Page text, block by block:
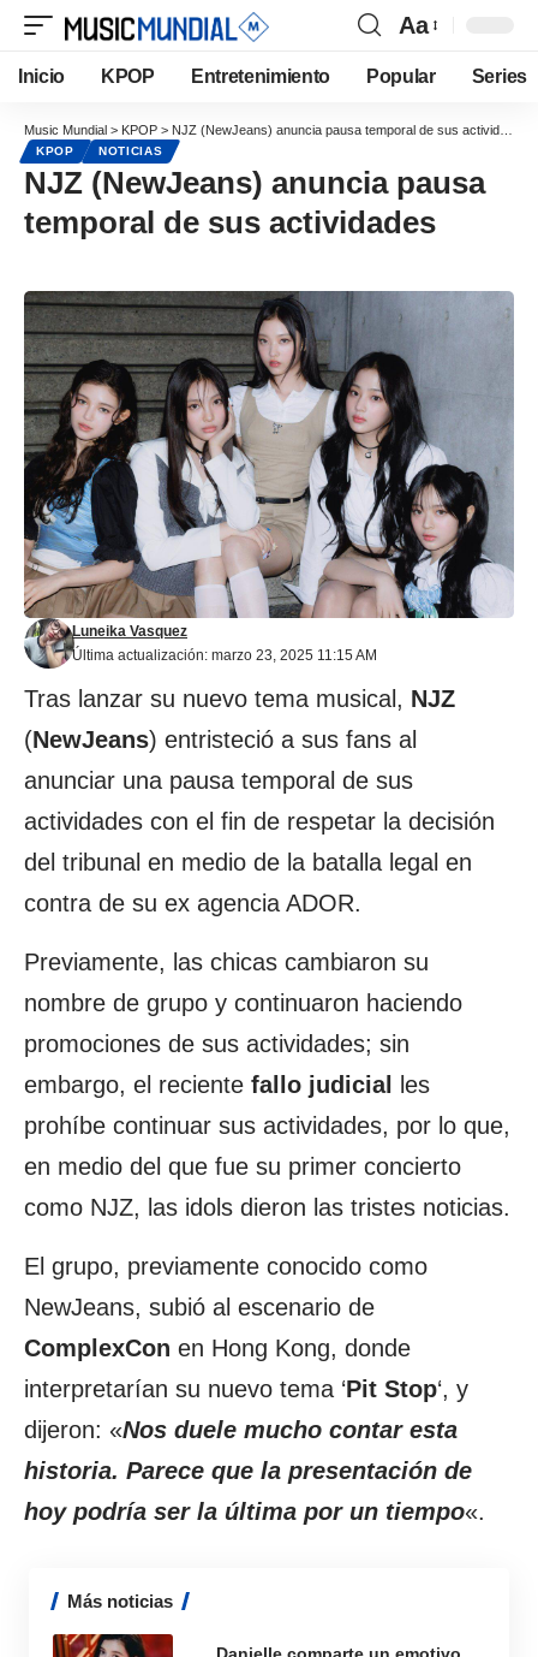
Aa
Inicio KPOP Entretenimiento Popular Series
Music Mundial > KPOP > NJZ (NewJeans) anuncia pausa temporal de sus actividades
KPOP NOTICIAS
NJZ (NewJeans) anuncia pausa
temporal de sus actividades
Última actualización: marzo 23, 2025 11:15 AM
Luneika Vasquez
Tras lanzar su nuevo tema musical, NJZ
(NewJeans) entristeció a sus fans al
anunciar una pausa temporal de sus
actividades con el fin de respetar la decisión
del tribunal en medio de la batalla legal en
contra de su ex agencia ADOR.
Previamente, las chicas cambiaron su
nombre de grupo y continuaron haciendo
promociones de sus actividades; sin
embargo, el reciente fallo judicial
les
prohíbe continuar sus actividades, por lo que,
en medio del que fue su primer concierto
como NJZ, las idols dieron las tristes noticias.
El grupo, previamente conocido como
NewJeans, subió al escenario de
ComplexCon en Hong Kong, donde
interpretarían su nuevo tema ‘Pit Stop‘, y
dijeron: «Nos duele mucho contar esta
historia. Parece que la presentación de
hoy podría ser la última por un tiempo«.
Más noticias